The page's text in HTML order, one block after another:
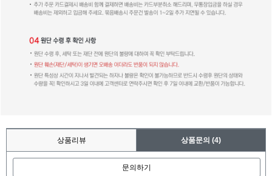
상품리뷰 상품문의 (4)
문의하기